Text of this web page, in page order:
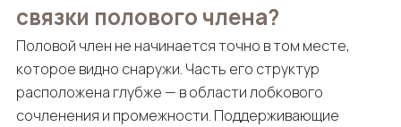
связки полового члена?
Половой член не начинается точно в том месте,
которое видно снаружи. Часть его структур
расположена глубже — в области лобкового
сочленения и промежности. Поддерживающие